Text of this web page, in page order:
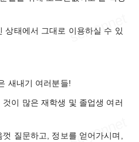
상태에서 그대로 이용하실 수 있
새내기 여러분들!
이 많은 재학생 및 졸업생 여러
질문하고, 정보를 얻어가시며,